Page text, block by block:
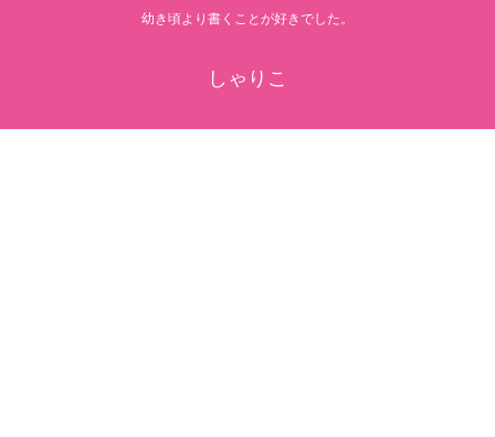
幼き頃より書くことが好きでした。
しゃりこ